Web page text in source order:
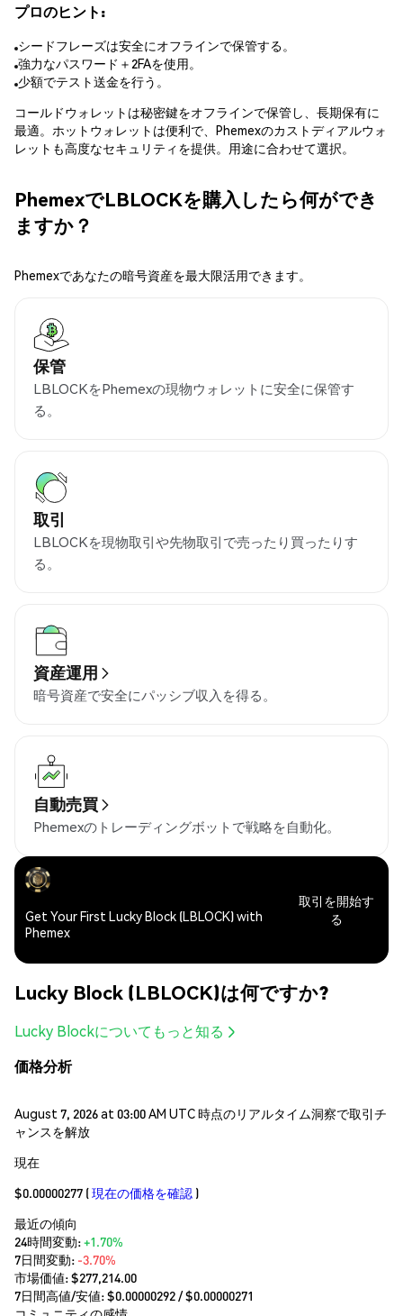
プロのヒント:
シードフレーズは安全にオフラインで保管する。
強力なパスワード＋2FAを使用。
少額でテスト送金を行う。
コールドウォレットは秘密鍵をオフラインで保管し、長期保有に
最適。ホットウォレットは便利で、Phemexのカストディアルウォ
レットも高度なセキュリティを提供。用途に合わせて選択。
PhemexでLBLOCKを購入したら何ができ
ますか？
Phemexであなたの暗号資産を最大限活用できます。
保管
LBLOCKをPhemexの現物ウォレットに安全に保管す
る。
取引
LBLOCKを現物取引や先物取引で売ったり買ったりす
る。
資産運用
暗号資産で安全にパッシブ収入を得る。
自動売買
Phemexのトレーディングボットで戦略を自動化。
Get Your First Lucky Block (LBLOCK) with
Phemex
取引を開始す
る
Lucky Block (LBLOCK)は何ですか?
Lucky Blockについてもっと知る
価格分析
August 7, 2026 at 03:00 AM UTC 時点のリアルタイム洞察で取引チ
ャンスを解放
現在
$0.00000277 (現在の価格を確認 )
最近の傾向
24時間変動:+1.70%
7日間変動: -3.70%
市場価値:$277,214.00
7日間高値/安値: $0.00000292/ $0.00000271